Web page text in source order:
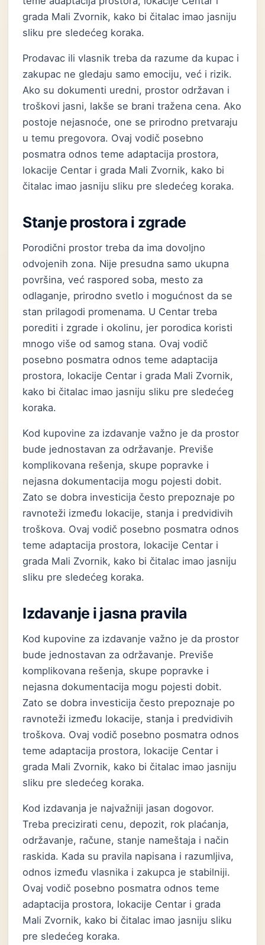
grada Mali Zvornik, kako bi čitalac imao jasniju
sliku pre sledećeg koraka.
Prodavac ili vlasnik treba da razume da kupac i
zakupac ne gledaju samo emociju, već i rizik.
Ako su dokumenti uredni, prostor održavan i
troškovi jasni, lakše se brani tražena cena. Ako
postoje nejasnoće, one se prirodno pretvaraju
u temu pregovora. Ovaj vodič posebno
posmatra odnos teme adaptacija prostora,
lokacije Centar i grada Mali Zvornik, kako bi
čitalac imao jasniju sliku pre sledećeg koraka.
Stanje prostora i zgrade
Porodični prostor treba da ima dovoljno
odvojenih zona. Nije presudna samo ukupna
površina, već raspored soba, mesto za
odlaganje, prirodno svetlo i mogućnost da se
stan prilagodi promenama. U Centar treba
porediti i zgrade i okolinu, jer porodica koristi
mnogo više od samog stana. Ovaj vodič
posebno posmatra odnos teme adaptacija
prostora, lokacije Centar i grada Mali Zvornik,
kako bi čitalac imao jasniju sliku pre sledećeg
koraka.
Kod kupovine za izdavanje važno je da prostor
bude jednostavan za održavanje. Previše
komplikovana rešenja, skupe popravke i
nejasna dokumentacija mogu pojesti dobit.
Zato se dobra investicija često prepoznaje po
ravnoteži između lokacije, stanja i predvidivih
troškova. Ovaj vodič posebno posmatra odnos
teme adaptacija prostora, lokacije Centar i
grada Mali Zvornik, kako bi čitalac imao jasniju
sliku pre sledećeg koraka.
Izdavanje i jasna pravila
Kod kupovine za izdavanje važno je da prostor
bude jednostavan za održavanje. Previše
komplikovana rešenja, skupe popravke i
nejasna dokumentacija mogu pojesti dobit.
Zato se dobra investicija često prepoznaje po
ravnoteži između lokacije, stanja i predvidivih
troškova. Ovaj vodič posebno posmatra odnos
teme adaptacija prostora, lokacije Centar i
grada Mali Zvornik, kako bi čitalac imao jasniju
sliku pre sledećeg koraka.
Kod izdavanja je najvažniji jasan dogovor.
Treba precizirati cenu, depozit, rok plaćanja,
održavanje, račune, stanje nameštaja i način
raskida. Kada su pravila napisana i razumljiva,
odnos između vlasnika i zakupca je stabilniji.
Ovaj vodič posebno posmatra odnos teme
adaptacija prostora, lokacije Centar i grada
Mali Zvornik, kako bi čitalac imao jasniju sliku
pre sledećeg koraka.